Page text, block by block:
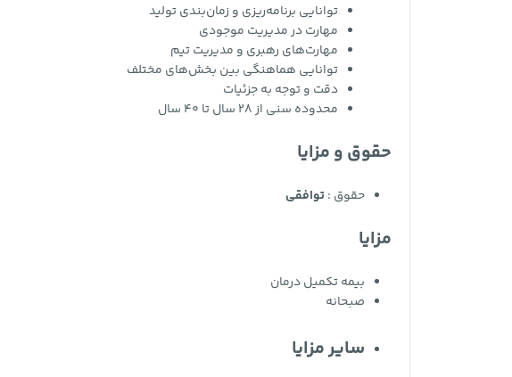
توانایی برنامه‌ریزی و زمان‌بندی تولید
مهارت در مدیریت موجودی
مهارت‌های رهبری و مدیریت تیم
توانایی هماهنگی بین بخش‌های مختلف
دقت و توجه به جزئیات
محدوده سنی از 28 سال تا 40 سال
حقوق و مزایا
حقوق :توافقی
مزایا
بیمه تکمیل درمان
صبحانه
سایر مزایا